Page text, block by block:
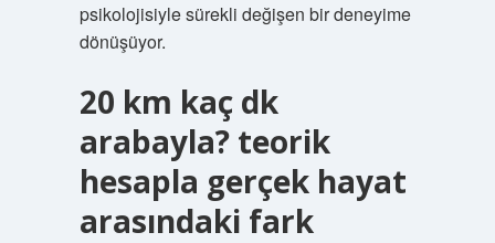
psikolojisiyle sürekli değişen bir deneyime
dönüşüyor.
20 km kaç dk
arabayla? teorik
hesapla gerçek hayat
arasındaki fark